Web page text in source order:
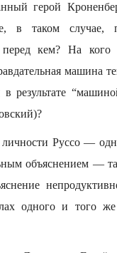
герой
таком случае,
кем? На кого
машина
в результате
личности Руссо —
объяснением —
одного и того